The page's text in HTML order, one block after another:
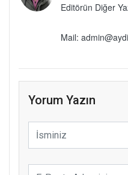
Editörün Diğer
Mail:
Yorum Yazın